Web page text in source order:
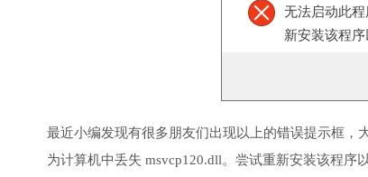
无法启动此
新安装该程序
最近小编发现有很多朋友们出现以上的错误提示框，
为计算机中丢失 msvcp120.dll。尝试重新安装该程序